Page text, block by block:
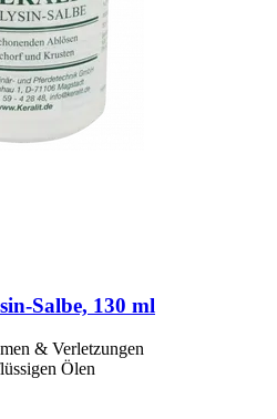
​Salbe, 130 ml
& Verletzungen
Ölen